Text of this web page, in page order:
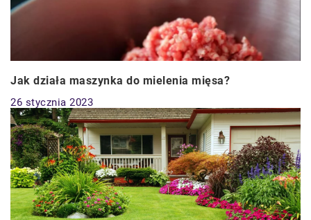
Jak działa maszynka do mielenia mięsa?
26 stycznia 2023